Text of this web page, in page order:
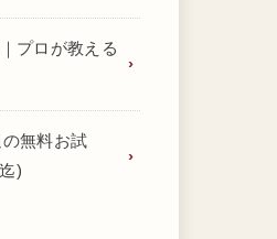
プロが教える
無料お試
)